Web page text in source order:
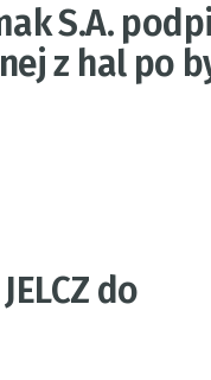
S.A.
z hal po
do